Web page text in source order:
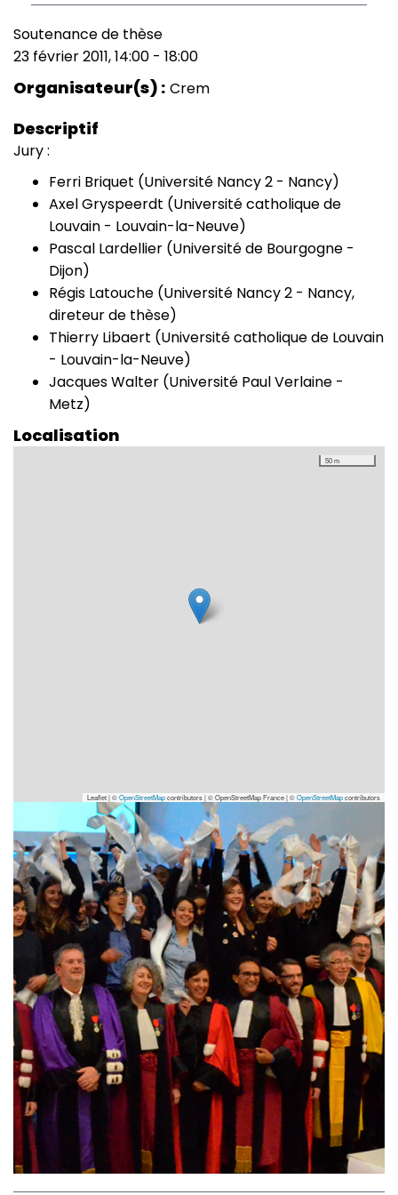
Type
de
manifestation
Soutenance de thèse
Date
(smart)
23 février 2011, 14:00 - 18:00
Organisateur(s) Crem
Descriptif
Jury :
Ferri Briquet (Université Nancy 2 - Nancy)
Axel Gryspeerdt (Université catholique de
Louvain - Louvain-la-Neuve)
Pascal Lardellier (Université de Bourgogne -
Dijon)
Régis Latouche (Université Nancy 2 - Nancy,
direteur de thèse)
Thierry Libaert (Université catholique de Louvain
- Louvain-la-Neuve)
Jacques Walter (Université Paul Verlaine -
Metz)
Localisation
50 m
Leaflet | ©OpenStreetMapcontributors|© OpenStreetMap France | ©OpenStreetMapcontributors